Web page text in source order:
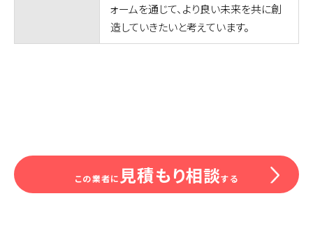
ォームを通じて、より良い未来を共に創
造していきたいと考えています。
この業者に 見積もり相談する